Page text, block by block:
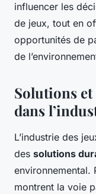
influencer les
de jeux, tout en
opportunités de
de
Solutions
dans
L’industrie des
des solutions
environnemental.
montrent la voie